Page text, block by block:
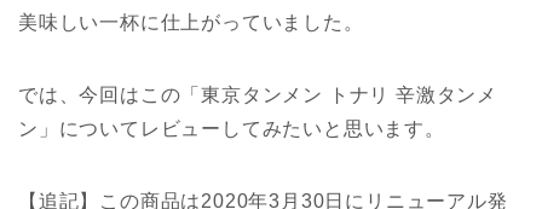
美味しい一杯に仕上がっていました。
では、今回はこの「東京タンメン トナリ 辛激タンメ
ン」についてレビューしてみたいと思います。
【追記】この商品は2020年3月30日にリニューアル発